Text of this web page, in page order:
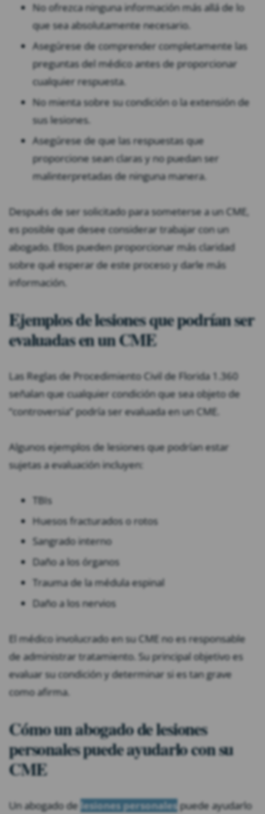
No ofrezca ninguna información más allá de lo
que sea absolutamente necesario.
Asegúrese de comprender completamente las
preguntas del médico antes de proporcionar
cualquier respuesta.
No mienta sobre su condición o la extensión de
sus lesiones.
Asegúrese de que las respuestas que
proporcione sean claras y no puedan ser
malinterpretadas de ninguna manera.
Después de ser solicitado para someterse a un CME,
es posible que desee considerar trabajar con un
abogado. Ellos pueden proporcionar más claridad
sobre qué esperar de este proceso y darle más
información.
Ejemplos de lesiones que podrían ser
evaluadas en un CME
Las Reglas de Procedimiento Civil de Florida 1.360
señalan que cualquier condición que sea objeto de
“controversia” podría ser evaluada en un CME.
Algunos ejemplos de lesiones que podrían estar
sujetas a evaluación incluyen:
TBIs
Huesos fracturados o rotos
Sangrado interno
Daño a los órganos
Trauma de la médula espinal
Daño a los nervios
El médico involucrado en su CME no es responsable
de administrar tratamiento. Su principal objetivo es
evaluar su condición y determinar si es tan grave
como afirma.
Cómo un abogado de lesiones
personales puede ayudarlo con su
CME
Un abogado de lesiones personalespuede ayudarlo